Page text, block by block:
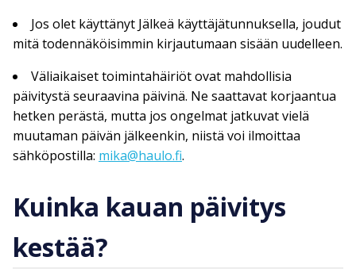
Jos olet käyttänyt Jälkeä käyttäjätunnuksella, joudut
mitä todennäköisimmin kirjautumaan sisään uudelleen.
Väliaikaiset toimintahäiriöt ovat mahdollisia
päivitystä seuraavina päivinä. Ne saattavat korjaantua
hetken perästä, mutta jos ongelmat jatkuvat vielä
muutaman päivän jälkeenkin, niistä voi ilmoittaa
sähköpostilla: mika@haulo.fi.
Kuinka kauan päivitys
kestää?